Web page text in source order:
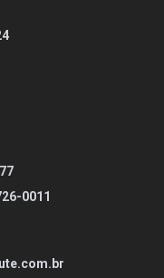
0011